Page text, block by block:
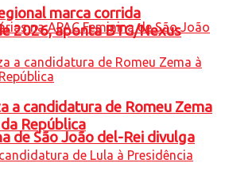
de São João del-Rei divulga
marca corrida
2026, aponta BTG/Nexus
a candidatura de Romeu Zema
República